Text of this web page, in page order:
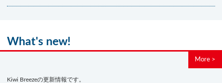
What's new!
More >
Kiwi Breezeの更新情報です。